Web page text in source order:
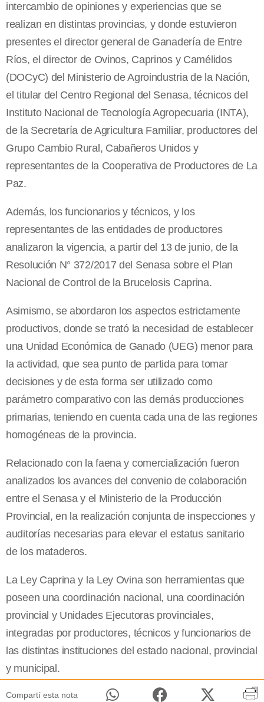
intercambio de opiniones y experiencias que se
realizan en distintas provincias, y donde estuvieron
presentes el director general de Ganadería de Entre
Ríos, el director de Ovinos, Caprinos y Camélidos
(DOCyC) del Ministerio de Agroindustria de la Nación,
el titular del Centro Regional del Senasa, técnicos del
Instituto Nacional de Tecnología Agropecuaria (INTA),
de la Secretaría de Agricultura Familiar, productores del
Grupo Cambio Rural, Cabañeros Unidos y
representantes de la Cooperativa de Productores de La
Paz.
Además, los funcionarios y técnicos, y los
representantes de las entidades de productores
analizaron la vigencia, a partir del 13 de junio, de la
Resolución N° 372/2017 del Senasa sobre el Plan
Nacional de Control de la Brucelosis Caprina.
Asimismo, se abordaron los aspectos estrictamente
productivos, donde se trató la necesidad de establecer
una Unidad Económica de Ganado (UEG) menor para
la actividad, que sea punto de partida para tomar
decisiones y de esta forma ser utilizado como
parámetro comparativo con las demás producciones
primarias, teniendo en cuenta cada una de las regiones
homogéneas de la provincia.
Relacionado con la faena y comercialización fueron
analizados los avances del convenio de colaboración
entre el Senasa y el Ministerio de la Producción
Provincial, en la realización conjunta de inspecciones y
auditorías necesarias para elevar el estatus sanitario
de los mataderos.
La Ley Caprina y la Ley Ovina son herramientas que
poseen una coordinación nacional, una coordinación
provincial y Unidades Ejecutoras provinciales,
integradas por productores, técnicos y funcionarios de
las distintas instituciones del estado nacional, provincial
y municipal.
Compartí esta nota